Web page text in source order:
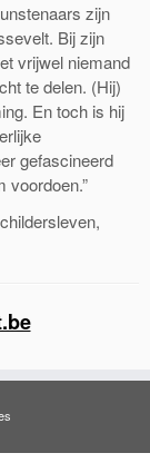
zijn
Bij zijn
vrijwel niemand
te delen. (Hij)
En toch is hij
gefascineerd
voordoen.”